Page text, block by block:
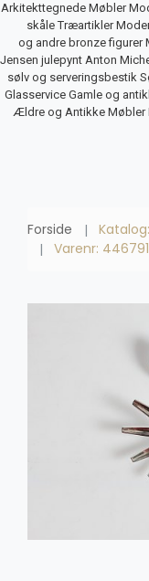
Arkitekttegnede Møbler
skåle Træartikler
og andre bronze figurer
Jensen julepynt Anton
sølv og serveringsbestik
Glasservice Gamle og
Ældre og Antikke Møbler
Forside Katalog:
Varenr: 446791